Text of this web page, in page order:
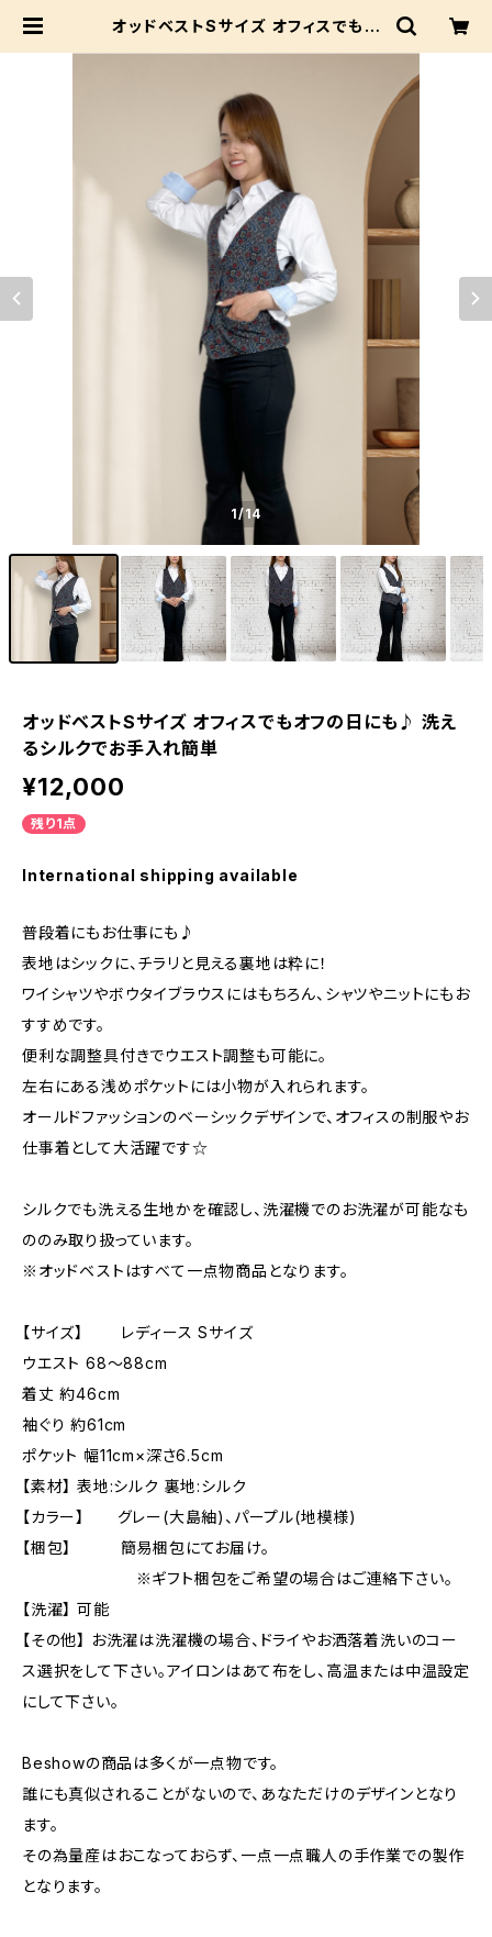
オッドベストSサイズ オフィスでもオ
1/14
オッドベストSサイズ オフィスでもオフの日にも♪ 洗え
るシルクでお手入れ簡単
¥12,000
残り1点
International shipping available
普段着にもお仕事にも♪
表地はシックに、チラリと見える裏地は粋に！
ワイシャツやボウタイブラウスにはもちろん、シャツやニットにもお
すすめです。
便利な調整具付きでウエスト調整も可能に。
左右にある浅めポケットには小物が入れられます。
オールドファッションのベーシックデザインで、オフィスの制服やお
仕事着として大活躍です☆
シルクでも洗える生地かを確認し、洗濯機でのお洗濯が可能なも
ののみ取り扱っています。
※オッドベストはすべて一点物商品となります。
【サイズ】 レディース Sサイズ
ウエスト 68〜88cm
着丈 約46cm
袖ぐり 約61cm
ポケット 幅11cm×深さ6.5cm
【素材】 表地:シルク 裏地:シルク
【カラー】 グレー(大島紬)、パープル(地模様)
【梱包】 簡易梱包にてお届け。
※ギフト梱包をご希望の場合はご連絡下さい。
【洗濯】 可能
【その他】 お洗濯は洗濯機の場合、ドライやお洒落着洗いのコー
ス選択をして下さい。アイロンはあて布をし、高温または中温設定
にして下さい。
Beshowの商品は多くが一点物です。
誰にも真似されることがないので、あなただけのデザインとなり
ます。
その為量産はおこなっておらず、一点一点職人の手作業での製作
となります。